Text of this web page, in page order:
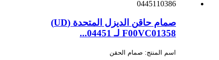
صمام حاقن الديزل المتحدة (UD)
F00VC01358 لـ 04451...
اسم المنتج: صمام الحقن